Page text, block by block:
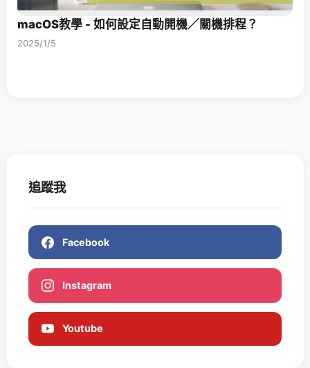
macOS教學 - 如何設定自動開機／關機排程？
2025/1/5
追蹤我
Facebook
Instagram
Youtube